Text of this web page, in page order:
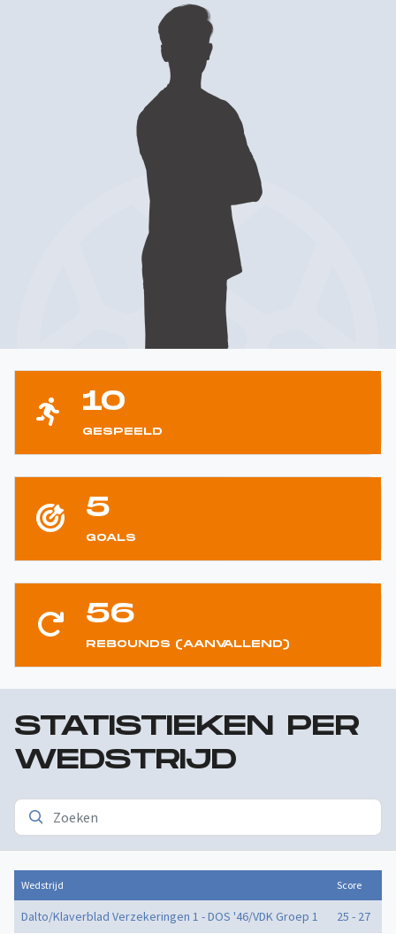
10
GESPEELD
5
GOALS
56
REBOUNDS (AANVALLEND)
STATISTIEKEN PER
WEDSTRIJD
Wedstrijd Score
Dalto/Klaverblad Verzekeringen 1 - DOS '46/VDK Groep 1 25 - 27